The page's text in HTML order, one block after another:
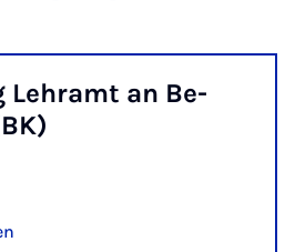
Lehr­amt an Be­